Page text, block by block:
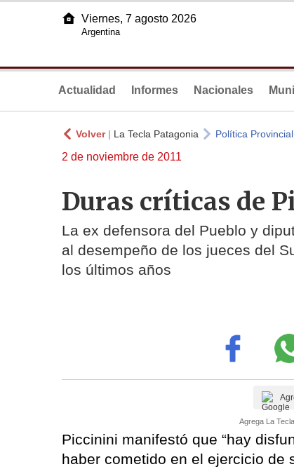
Viernes, 7 agosto 2026
Argentina
Actualidad Informes Nacionales
Volver| La Tecla Patagonia Política Provincial
2 de noviembre de 2011
Duras críticas de
La ex defensora del Pueblo y
al desempeño de los jueces del
los últimos años
Agrega La
Piccinini manifestó que “hay
haber cometido en el ejercicio de